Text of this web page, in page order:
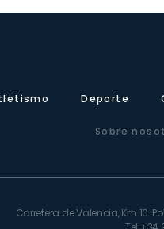
Deporte
Sobre
Carretera de Valencia, Km.10.